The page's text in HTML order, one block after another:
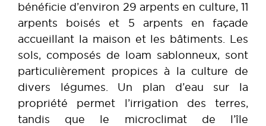
bénéficie d’environ 29 arpents en culture, 11
arpents boisés et 5 arpents en façade
accueillant la maison et les bâtiments. Les
sols, composés de loam sablonneux, sont
particulièrement propices à la culture de
divers légumes. Un plan d’eau sur la
propriété permet l’irrigation des terres,
tandis que le microclimat de l’île